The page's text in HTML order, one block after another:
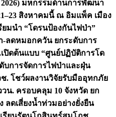
2026) มหกรรมด้านการพัฒนา
สิงหาคมนี้ ณ อิมแพ็ค เมือง
มนำ “โดรนป้องกันไฟป่า”
ลดหมอกควัน ยกระดับการ
ปิดต้นแบบ “ศูนย์ปฏิบัติการโด
บการจัดการไฟป่าและฝุ่น
ช. โชว์ผลงานวิจัยรับมืออุทกภัย
น. ครอบคลุม 10 จังหวัด ยก
ลดเสี่ยงน้ำท่วมอย่างยั่งยืน